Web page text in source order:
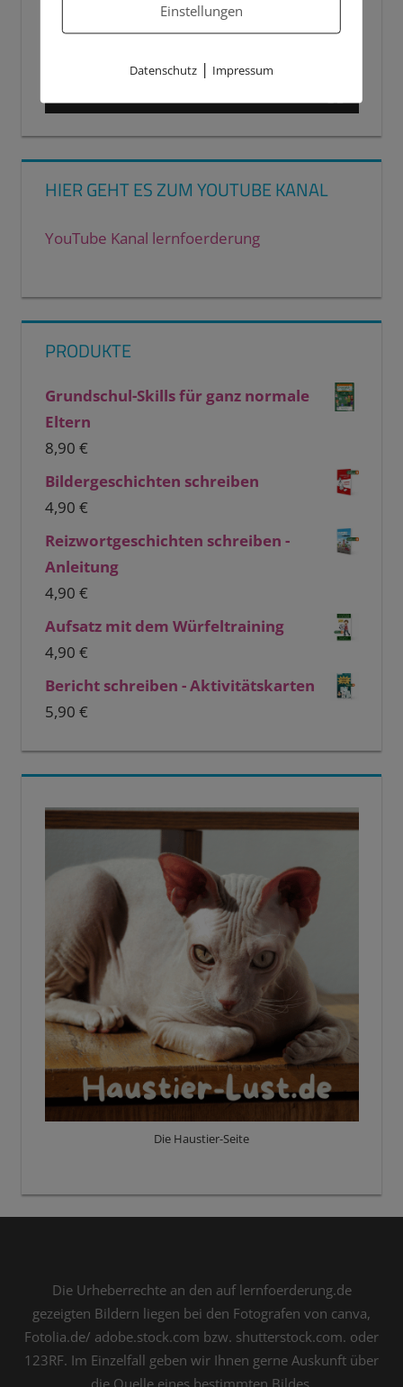
HIER GEHT ES ZUM YOUTUBE KANAL
YouTube Kanal lernfoerderung
PRODUKTE
Grundschul-Skills für ganz normale
Eltern
8,90 €
Bildergeschichten schreiben
4,90 €
Reizwortgeschichten schreiben -
Anleitung
4,90 €
Aufsatz mit dem Würfeltraining
4,90 €
Bericht schreiben - Aktivitätskarten
5,90 €
Die Haustier-Seite
Die Urheberrechte an den auf lernfoerderung.de
gezeigten Bildern liegen bei den Fotografen von canva,
Fotolia.de/ adobe.stock.com bzw. shutterstock.com. oder
123RF. Im Einzelfall geben wir Ihnen gerne Auskunft über
die Quelle eines bestimmten Bildes.
Einstellungen
Datenschutz| Impressum